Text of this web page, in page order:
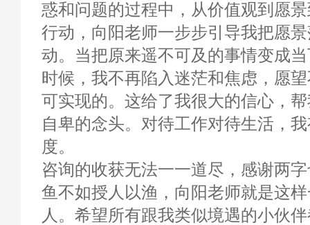
惑和问题的过程中，从价值观到愿
行动，向阳老师一步步引导我把愿
动。当把原来遥不可及的事情变成
时候，我不再陷入迷茫和焦虑，愿
可实现的。这给了我很大的信心，
自卑的念头。对待工作对待生活，
度。
咨询的收获无法一一道尽，感谢两
鱼不如授人以渔，向阳老师就是这
人。希望所有跟我类似境遇的小伙